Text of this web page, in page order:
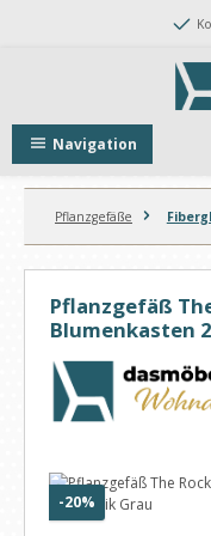
Zum Hauptinhalt springen
Navigation
Pflanzgefäße
Pflanzgefäß
Blumenkasten
Bildergalerie
-20% Rabatt